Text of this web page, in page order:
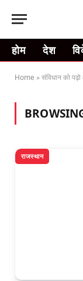
होम देश
Home »संविधान को
राजस्थान